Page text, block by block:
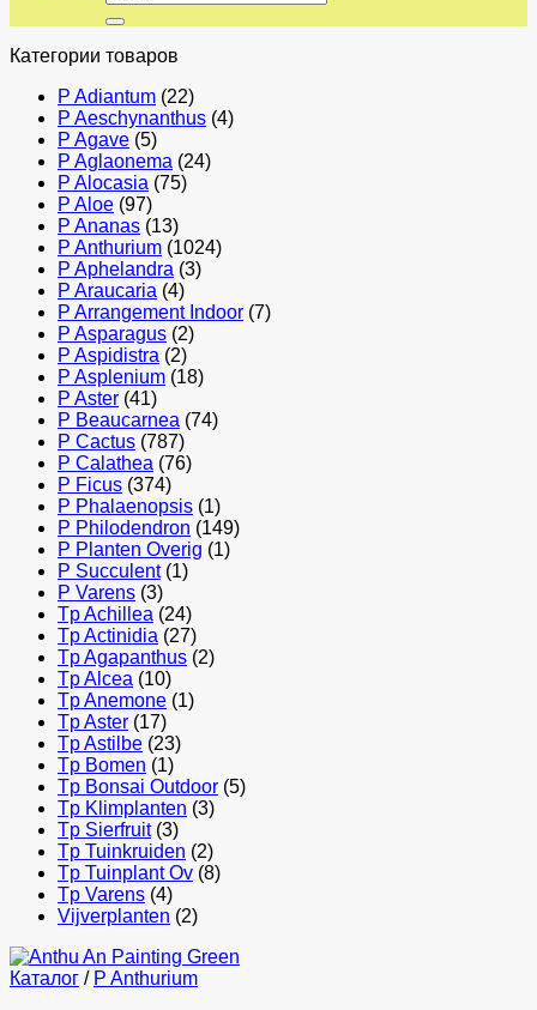
Категории товаров
P Adiantum (22)
P Aeschynanthus (4)
P Agave (5)
P Aglaonema (24)
P Alocasia (75)
P Aloe (97)
P Ananas (13)
P Anthurium (1024)
P Aphelandra (3)
P Araucaria (4)
P Arrangement Indoor (7)
P Asparagus (2)
P Aspidistra (2)
P Asplenium (18)
P Aster (41)
P Beaucarnea (74)
P Cactus (787)
P Calathea (76)
P Ficus (374)
P Phalaenopsis (1)
P Philodendron (149)
P Planten Overig (1)
P Succulent (1)
P Varens (3)
Tp Achillea (24)
Tp Actinidia (27)
Tp Agapanthus (2)
Tp Alcea (10)
Tp Anemone (1)
Tp Aster (17)
Tp Astilbe (23)
Tp Bomen (1)
Tp Bonsai Outdoor (5)
Tp Klimplanten (3)
Tp Sierfruit (3)
Tp Tuinkruiden (2)
Tp Tuinplant Ov (8)
Tp Varens (4)
Vijverplanten (2)
Каталог / P Anthurium